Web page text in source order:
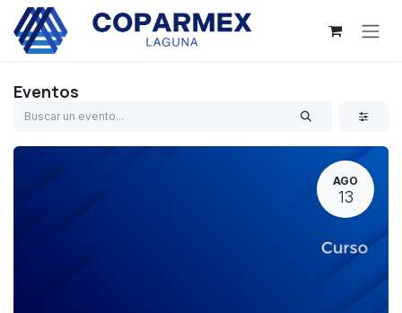
Ir al contenido
Eventos
AGO
13